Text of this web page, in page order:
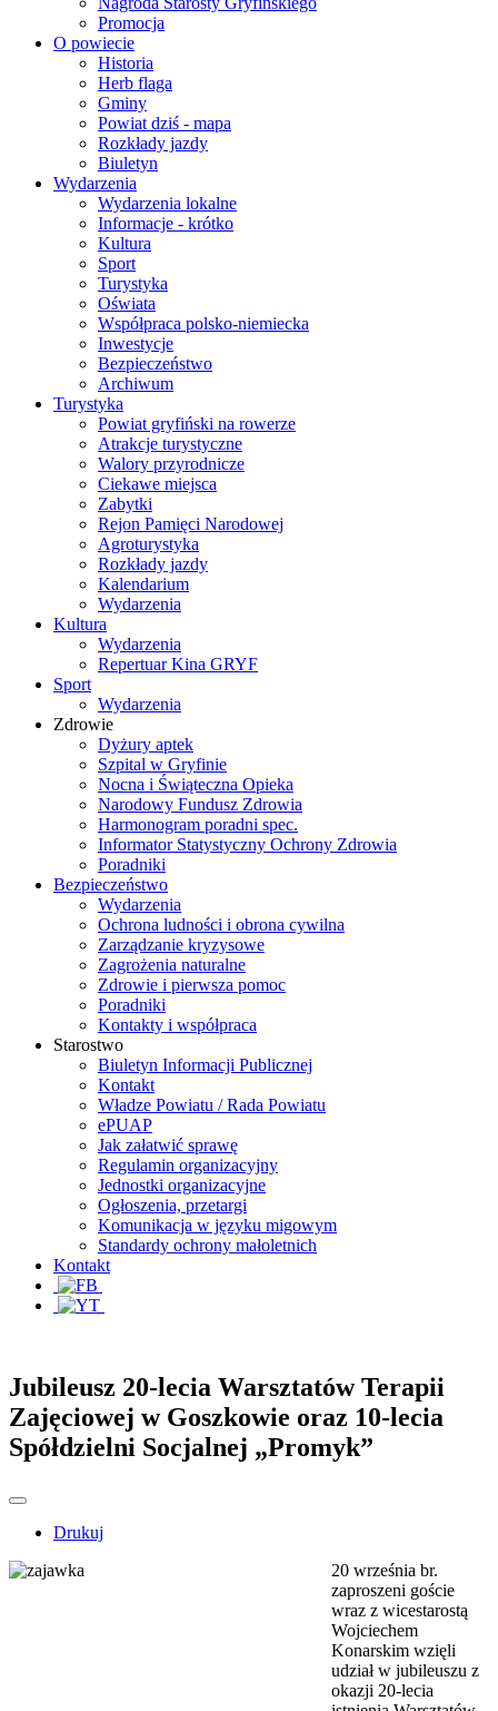
Promocja
O powiecie
Historia
Herb flaga
Gminy
Powiat dziś - mapa
Rozkłady jazdy
Biuletyn
Wydarzenia
Wydarzenia lokalne
Informacje - krótko
Kultura
Sport
Turystyka
Oświata
Współpraca polsko-niemiecka
Inwestycje
Bezpieczeństwo
Archiwum
Turystyka
Powiat gryfiński na rowerze
Atrakcje turystyczne
Walory przyrodnicze
Ciekawe miejsca
Zabytki
Rejon Pamięci Narodowej
Agroturystyka
Rozkłady jazdy
Kalendarium
Wydarzenia
Kultura
Wydarzenia
Repertuar Kina GRYF
Sport
Wydarzenia
Zdrowie
Dyżury aptek
Szpital w Gryfinie
Nocna i Świąteczna Opieka
Narodowy Fundusz Zdrowia
Harmonogram poradni spec.
Informator Statystyczny Ochrony Zdrowia
Poradniki
Bezpieczeństwo
Wydarzenia
Ochrona ludności i obrona cywilna
Zarządzanie kryzysowe
Zagrożenia naturalne
Zdrowie i pierwsza pomoc
Poradniki
Kontakty i współpraca
Starostwo
Biuletyn Informacji Publicznej
Kontakt
Władze Powiatu / Rada Powiatu
ePUAP
Jak załatwić sprawę
Regulamin organizacyjny
Jednostki organizacyjne
Ogłoszenia, przetargi
Komunikacja w języku migowym
Standardy ochrony małoletnich
Kontakt
Jubileusz 20-lecia Warsztatów Terapii
Zajęciowej w Goszkowie oraz 10-lecia
Spółdzielni Socjalnej „Promyk”
Drukuj
20 września br.
zaproszeni goście
wraz z wicestarostą
Wojciechem
Konarskim wzięli
udział w jubileuszu z
okazji 20-lecia